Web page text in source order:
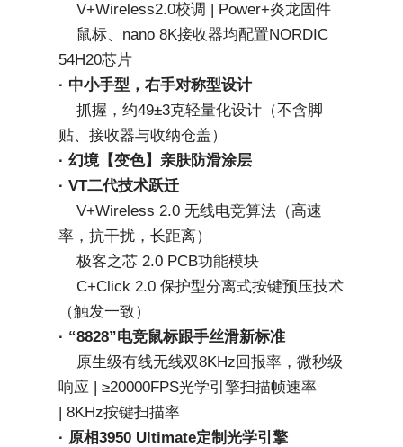
    V+Wireless2.0校调 | Power+炎龙固件
54H20芯片
· 中小手型，右手对称型设计
    抓握，约49±3克轻量化设计（不含脚
贴、接收器与收纳仓盖）
· 幻境【变色】亲肤防滑涂层
· VT二代技术跃迁
    V+Wireless 2.0 无线电竞算法（高速
率，抗干扰，长距离）
    极客之芯 2.0 PCB功能模块
（触发一致）
· “8828”电竞鼠标跟手丝滑新标准
响应 | ≥20000FPS光学引擎扫描帧速率
| 8KHz按键扫描率
· 原相3950 Ultimate定制光学引擎